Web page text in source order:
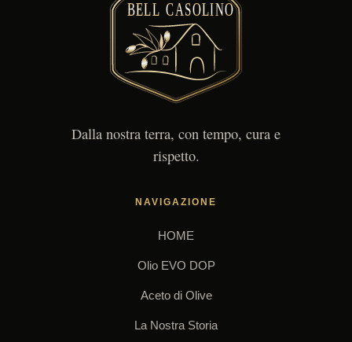
Dalla nostra terra, con tempo, cura e
rispetto.
NAVIGAZIONE
HOME
Olio EVO DOP
Aceto di Olive
La Nostra Storia